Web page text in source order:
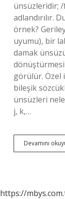
ünsüzleridir;
adlandırılır.
örnek?
uyumu), bir
damak
dönüştürmesi
görülür. Özel
bileşik
ünsüzleri
j, k,…
Devamını
https://